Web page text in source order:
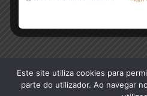
Este site utiliza cookies para
parte do utilizador. Ao navegar